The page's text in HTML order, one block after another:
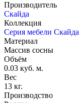
Производитель
Скайда
Коллекция
Серия мебели Скайда
Материал
Массив сосны
Объём
0.03 куб. м.
Вес
13 кг.
Производство